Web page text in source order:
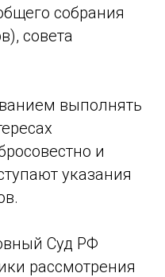
собрания
совета
выполнять
и
указания
Суд РФ
рассмотрения